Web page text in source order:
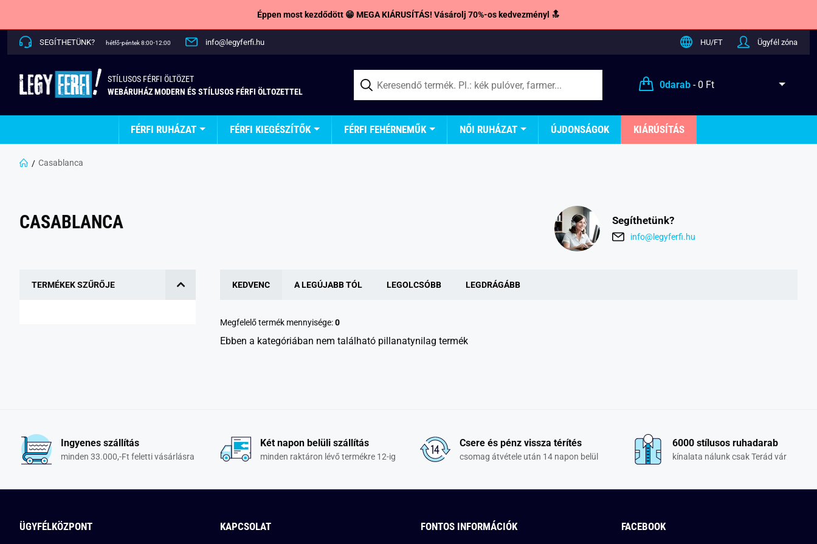
Éppen most kezdődött 😁 MEGA KIÁRUSÍTÁS! Vásárolj 70%-os kedvezményl 🔝
SEGÍTHETÜNK? hétfő-péntek 8:00-12:00 info@legyferfi.hu HU/FT Ügyfél zóna
STÍLUSOS FÉRFI ÖLTÖZET
WEBÁRUHÁZ MODERN ÉS STÍLUSOS FÉRFI ÖLTOZETTEL
0darab- 0 Ft
FÉRFI RUHÁZAT FÉRFI KIEGÉSZÍTŐK FÉRFI FEHÉRNEMŰK NŐI RUHÁZAT ÚJDONSÁGOK KIÁRÚSÍTÁS
Casablanca
CASABLANCA Segíthetünk?
info@legyferfi.hu
TERMÉKEK SZŰRŐJE KEDVENC A LEGÚJABB TÓL LEGOLCSÓBB LEGDRÁGÁBB
Megfelelő termék mennyisége:0
Ebben a kategóriában nem található pillanatynilag termék
Ingyenes szállítás
minden 33.000,-Ft feletti vásárlásra
Két napon belüli szállítás
minden raktáron lévő termékre 12-ig
Csere és pénz vissza térítés
csomag átvétele után 14 napon belül
6000 stílusos ruhadarab
kínalata nálunk csak Terád vár
ÜGYFÉLKÖZPONT KAPCSOLAT FONTOS INFORMÁCIÓK FACEBOOK